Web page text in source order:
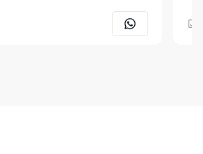
combina sofisticação,
localização verdadeiramente